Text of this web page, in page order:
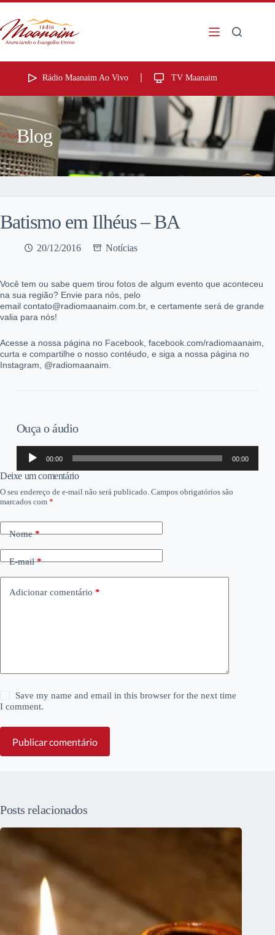
Rádio Maanaim Ao Vivo TV Maanaim
Blog
Batismo em Ilhéus – BA
20/12/2016 Notícias
Você tem ou sabe quem tirou fotos de algum evento que aconteceu
na sua região? Envie para nós, pelo
email contato@radiomaanaim.com.br, e certamente será de grande
valia para nós!
Acesse a nossa página no Facebook, facebook.com/radiomaanaim,
curta e compartilhe o nosso contéudo, e siga a nossa página no
Instagram, @radiomaanaim.
Ouça o áudio
Tocador
áudio
00:00 00:00
Deixe um comentário
O seu endereço de e-mail não será publicado. Campos obrigatórios são
marcados com *
Nome*
E-mail*
Adicionar comentário *
Save my name and email in this browser for the next time
I comment.
Publicar comentário
Posts relacionados